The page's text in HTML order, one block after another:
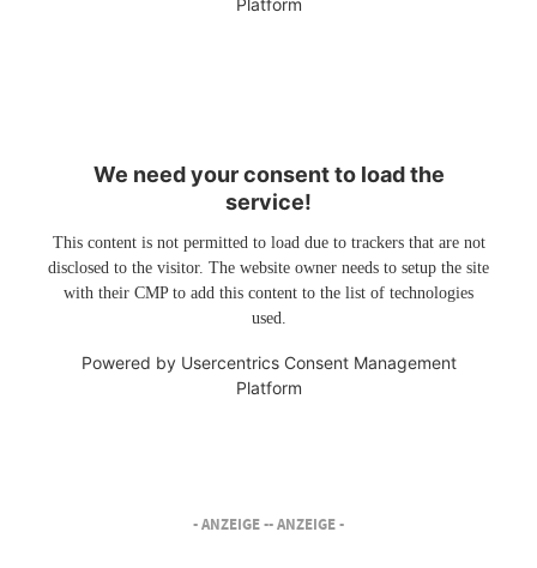
We need your consent to load the
service!
This content is not permitted to load due to trackers that are not
disclosed to the visitor. The website owner needs to setup the site
with their CMP to add this content to the list of technologies
used.
Powered by Usercentrics Consent Management
Platform
- ANZEIGE -- ANZEIGE -